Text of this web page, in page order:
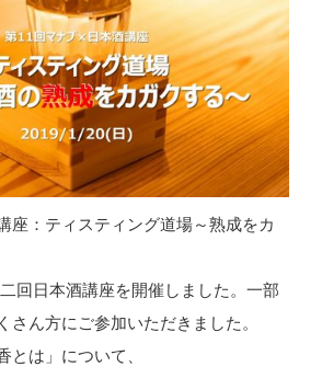
座：ティスティング道場～熟成をカ
回日本酒講座を開催しました。一部
さん方にご参加いただきました。
とは」について、